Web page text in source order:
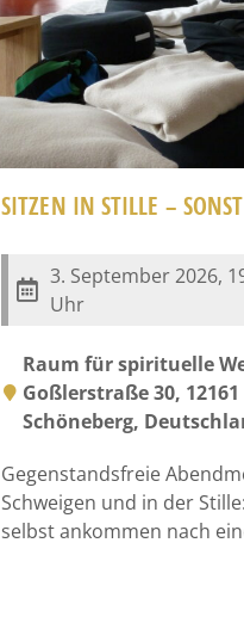
SITZEN IN STILLE –
3. September 2026,
Uhr
Raum für spirituelle
Goßlerstraße 30,
Schöneberg,
Gegenstandsfreie
Schweigen und in der
selbst ankommen nach